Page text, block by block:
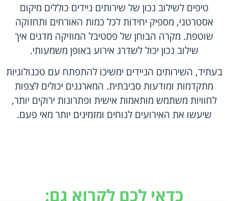
טיפים לשילוב נכון של שירותים ניידים כוללים מיקום
אסטרטגי, מספיק יחידות לכל כמות האורחים ותחזוקה
שוטפת. מקרה הבוחן של פסטיבל המוזיקה מדגים איך
שילוב נכון יכול לשדרג אירוע באופן משמעותי.
בעתיד, השירותים הניידים ימשיכו להתפתח עם טכנולוגיות
מתקדמות ומודעות סביבתית. המארגנים יכולים לצפות
לחוויות משתמש מותאמות אישית ופתרונות ירוקים יותר,
שיעשו את האירועים לנוחים ומזמינים יותר מאי פעם.
כדאי לכם לקרוא גם: